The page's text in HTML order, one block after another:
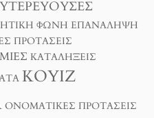
ΦΩΝΉ ΕΠΑΝΆΛΗΨΗ
ΠΡΟΤΆΣΕΙΣ
ΚΑΤΑΛΉΞΕΙΣ
ΚΟΥΊΖ
ΟΝΟΜΑΤΙΚΈΣ ΠΡΟΤΆΣΕΙΣ